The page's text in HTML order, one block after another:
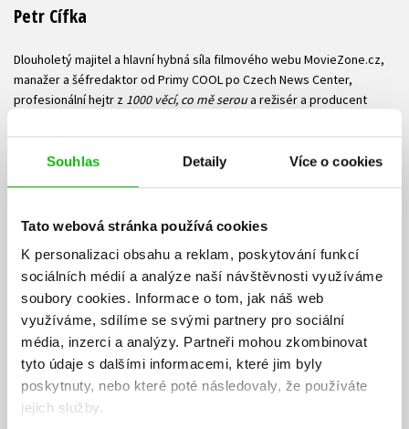
Souhlas Detaily Více o cookies
Tato webová stránka používá cookies
K personalizaci obsahu a reklam, poskytování funkcí
sociálních médií a analýze naší návštěvnosti využíváme
soubory cookies. Informace o tom, jak náš web
využíváme, sdílíme se svými partnery pro sociální
média, inzerci a analýzy. Partneři mohou zkombinovat
tyto údaje s dalšími informacemi, které jim byly
poskytnuty, nebo které poté následovaly, že používáte
jejich služby.
Petr Cífka
Dlouholetý majitel a hlavní hybná síla filmového webu MovieZone.cz,
manažer a šéfredaktor od Primy COOL po Czech News Center,
profesionální hejtr z 1000 věcí, co mě seroua režisér a producent
komiksovou frašku Kapitán Říp. Milovník popkultury a intelektuální
geek, z komiksovek preferuje dvojky: Batmana, Spideyho, X-Menů i
Zobrazit profil autora